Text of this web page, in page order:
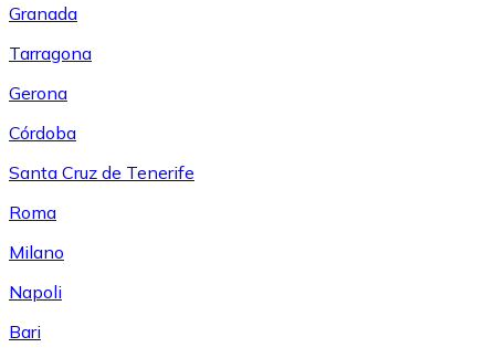
Granada
Tarragona
Gerona
Córdoba
Santa Cruz de Tenerife
Roma
Milano
Napoli
Bari